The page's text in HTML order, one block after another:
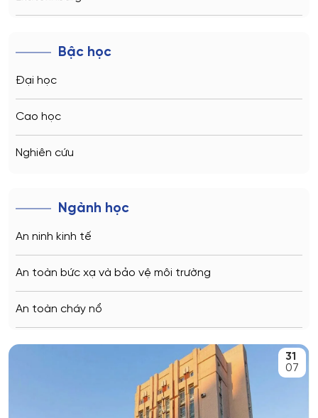
Kaliningrad
Bậc học
Đại học
Cao học
Nghiên cứu
Ngành học
An ninh kinh tế
An toàn bức xạ và bảo vệ môi trường
An toàn cháy nổ
An toàn kỹ thuật và môi trường
An toàn môi trường kỹ thuật
31
07